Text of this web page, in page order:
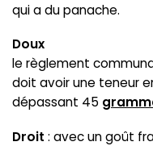
qui a du panache.
Doux
le règlement
doit avoir une teneur
dépassant 45
Droit : avec un goût